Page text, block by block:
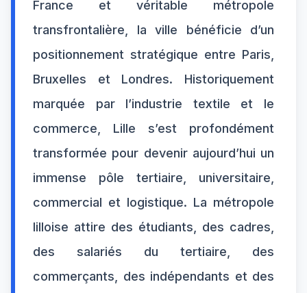
France et véritable métropole
transfrontalière, la ville bénéficie d’un
positionnement stratégique entre Paris,
Bruxelles et Londres. Historiquement
marquée par l’industrie textile et le
commerce, Lille s’est profondément
transformée pour devenir aujourd’hui un
immense pôle tertiaire, universitaire,
commercial et logistique. La métropole
lilloise attire des étudiants, des cadres,
des salariés du tertiaire, des
commerçants, des indépendants et des